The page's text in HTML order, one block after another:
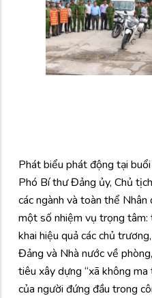
Phát biểu phát động tại
Phó Bí thư Đảng ủy, Chủ
các ngành và toàn thể
một số nhiệm vụ trọng
khai hiệu quả các chủ
Đảng và Nhà nước về
tiêu xây dựng “xã không ma
của người đứng đầu trong